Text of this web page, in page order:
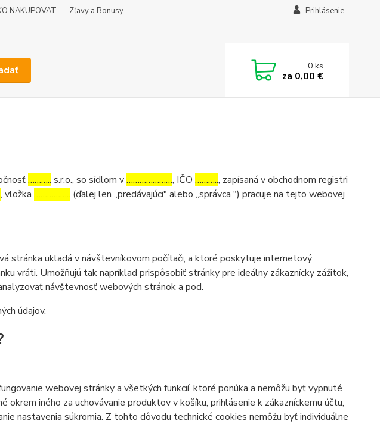
NAKUPOVAT
Zľavy a Bonusy
Prihlásenie
0ks
za 0,00 €
……….. s.r.o., so sídlom v…………………, IČO ……….., zapísaná v obchodnom registri
, vložka …………….. (ďalej len „predávajúci" alebo „správca ") pracuje na tejto webovej
stránka ukladá v návštevníkovom počítači, a ktoré poskytuje internetový
vráti. Umožňujú tak napríklad prispôsobiť stránky pre ideálny zákaznícky zážitok,
návštevnosť webových stránok a pod.
údajov.
webovej stránky a všetkých funkcií, ktoré ponúka a nemôžu byť vypnuté
okrem iného za uchovávanie produktov v košíku, prihlásenie k zákazníckemu účtu,
nastavenia súkromia. Z tohto dôvodu technické cookies nemôžu byť individuálne